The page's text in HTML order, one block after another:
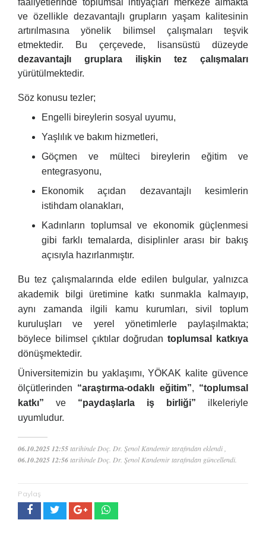
ve özellikle dezavantajlı grupların yaşam kalitesinin
artırılmasına yönelik bilimsel çalışmaları teşvik
etmektedir. Bu çerçevede, lisansüstü düzeyde
dezavantajlı gruplara ilişkin tez çalışmaları
yürütülmektedir.
Söz konusu tezler;
Engelli bireylerin sosyal uyumu,
Yaşlılık ve bakım hizmetleri,
Göçmen ve mülteci bireylerin eğitim ve
entegrasyonu,
Ekonomik açıdan dezavantajlı kesimlerin
istihdam olanakları,
Kadınların toplumsal ve ekonomik güçlenmesi
gibi farklı temalarda, disiplinler arası bir bakış
açısıyla hazırlanmıştır.
Bu tez çalışmalarında elde edilen bulgular, yalnızca
akademik bilgi üretimine katkı sunmakla kalmayıp,
aynı zamanda ilgili kamu kurumları, sivil toplum
kuruluşları ve yerel yönetimlerle paylaşılmakta;
böylece bilimsel çıktılar doğrudantoplumsal katkıya
dönüşmektedir.
Üniversitemizin bu yaklaşımı, YÖKAK kalite güvence
ölçütlerinden “araştırma-odaklı eğitim”, “toplumsal
katkı” ve “paydaşlarla iş birliği” ilkeleriyle
uyumludur.
06.10.2025 12:55tarihinde Doç. Dr. Şenol Kandemir tarafından eklendi ,
06.10.2025 12:56tarihinde Doç. Dr. Şenol Kandemir tarafından güncellendi.
Paylaş